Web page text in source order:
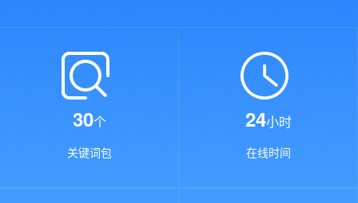
30个
关键词包
24小时
在线时间